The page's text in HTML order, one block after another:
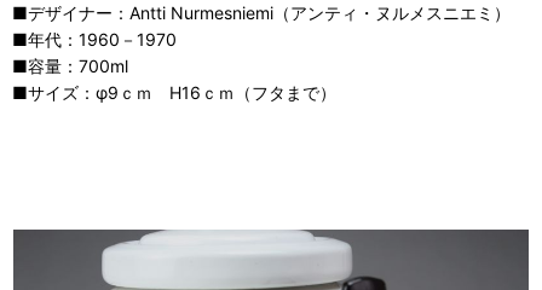
■デザイナー：Antti Nurmesniemi（アンティ・ヌルメスニエミ）
■年代：1960－1970
■容量：700ml
■サイズ：φ9ｃｍ H16ｃｍ（フタまで）